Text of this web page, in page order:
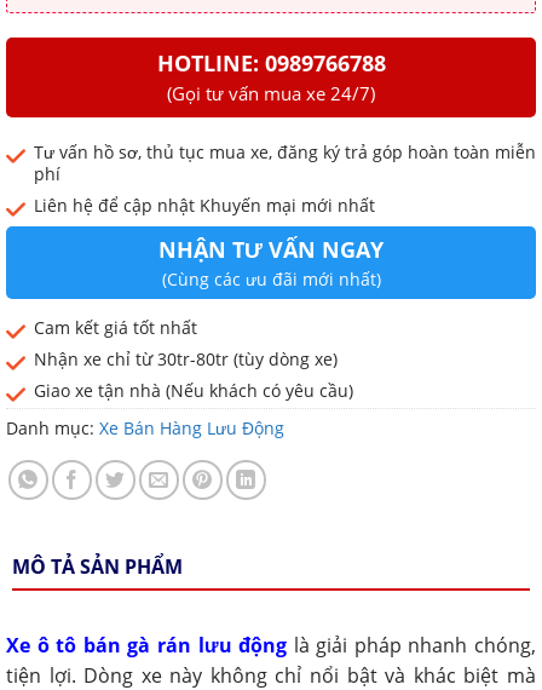
HOTLINE: 0989766788
(Gọi tư vấn mua xe 24/7)
Tư vấn hồ sơ, thủ tục mua xe, đăng ký trả góp hoàn toàn miễn
phí
Liên hệ để cập nhật Khuyến mại mới nhất
NHẬN TƯ VẤN NGAY
(Cùng các ưu đãi mới nhất)
Cam kết giá tốt nhất
Nhận xe chỉ từ 30tr-80tr (tùy dòng xe)
Giao xe tận nhà (Nếu khách có yêu cầu)
Danh mục: Xe Bán Hàng Lưu Động
MÔ TẢ SẢN PHẨM
Xe ô tô bán gà rán lưu động là giải pháp nhanh chóng,
tiện lợi. Dòng xe này không chỉ nổi bật và khác biệt mà